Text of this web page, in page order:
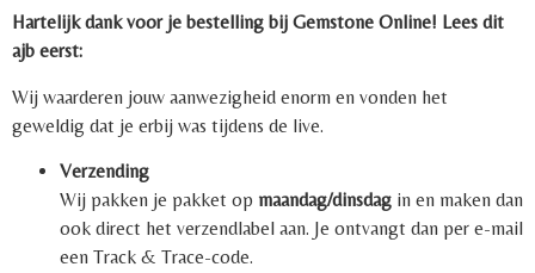
Hartelijk dank voor je bestelling bij Gemstone Online! Lees dit
ajb eerst:
Wij waarderen jouw aanwezigheid enorm en vonden het
geweldig dat je erbij was tijdens de live.
Verzending
Wij pakken je pakket op maandag/dinsdag in en maken dan
ook direct het verzendlabel aan. Je ontvangt dan per e-mail
een Track & Trace-code.